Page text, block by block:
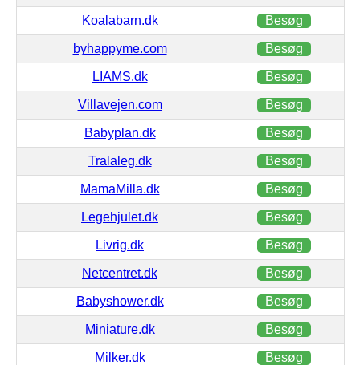
Koalabarn.dk Besøg
byhappyme.com Besøg
LIAMS.dk Besøg
Villavejen.com Besøg
Babyplan.dk Besøg
Tralaleg.dk Besøg
MamaMilla.dk Besøg
Legehjulet.dk Besøg
Livrig.dk Besøg
Netcentret.dk Besøg
Babyshower.dk Besøg
Miniature.dk Besøg
Milker.dk Besøg